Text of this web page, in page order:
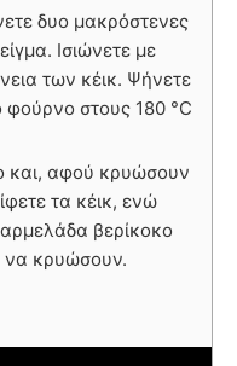
δυο μακρόστενες
Ισιώνετε με
των κέικ. Ψήνετε
φούρνο στους 180 °C
και, αφού κρυώσουν
τα κέικ, ενώ
βερίκοκο
να κρυώσουν.